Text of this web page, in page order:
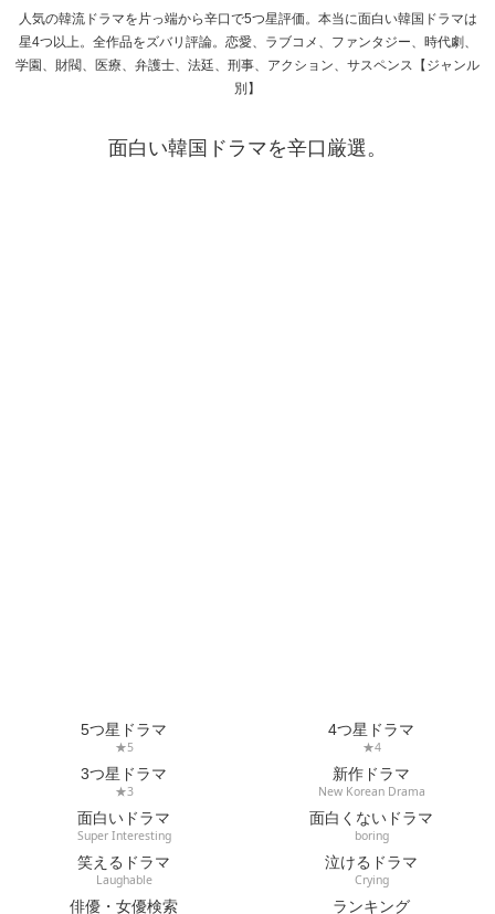
人気の韓流ドラマを片っ端から辛口で5つ星評価。本当に面白い韓国ドラマは
星4つ以上。全作品をズバリ評論。恋愛、ラブコメ、ファンタジー、時代劇、
学園、財閥、医療、弁護士、法廷、刑事、アクション、サスペンス【ジャンル
別】
面白い韓国ドラマを辛口厳選。
5つ星ドラマ
★5
4つ星ドラマ
★4
3つ星ドラマ
★3
新作ドラマ
New Korean Drama
面白いドラマ
Super Interesting
面白くないドラマ
boring
笑えるドラマ
Laughable
泣けるドラマ
Crying
俳優・女優検索 ランキング